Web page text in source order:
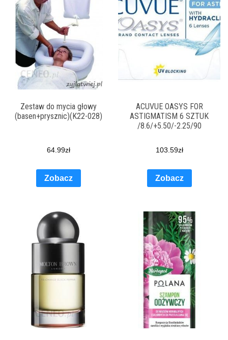
Zestaw do mycia głowy
(basen+prysznic)(K22-028)
64.99zł
Zobacz
ACUVUE OASYS FOR
ASTIGMATISM 6 SZTUK
/8.6/+5.50/-2.25/90
103.59zł
Zobacz